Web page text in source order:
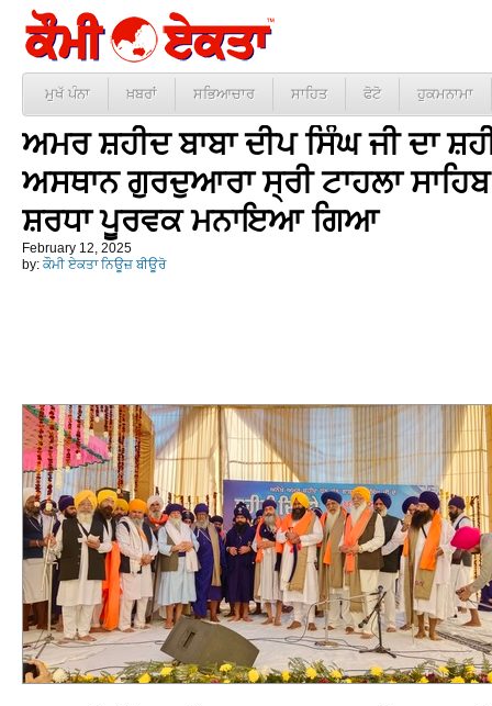
ਮੁਖੱ ਪੰਨਾ ਖ਼ਬਰਾਂ ਸਭਿਆਚਾਰ ਸਾਹਿਤ ਫੋਟੋ ਹੁਕਮਨਾਮਾ
ਅਮਰ ਸ਼ਹੀਦ ਬਾਬਾ ਦੀਪ ਸਿੰਘ ਜੀ ਦਾ
ਅਸਥਾਨ ਗੁਰਦੁਆਰਾ ਸ੍ਰੀ ਟਾਹਲਾ
ਸ਼ਰਧਾ ਪੂਰਵਕ ਮਨਾਇਆ ਗਿਆ
February 12, 2025
by: ਕੌਮੀ ਏਕਤਾ ਨਿਊਜ਼ ਬੀਊਰੋ